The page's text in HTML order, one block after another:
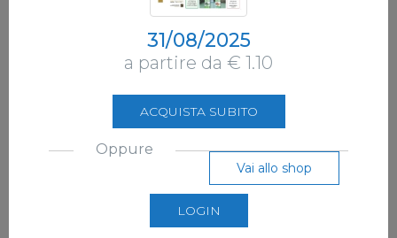
31/08/2025
a partire da € 1.10
ACQUISTA SUBITO
Oppure
Vai allo shop
LOGIN